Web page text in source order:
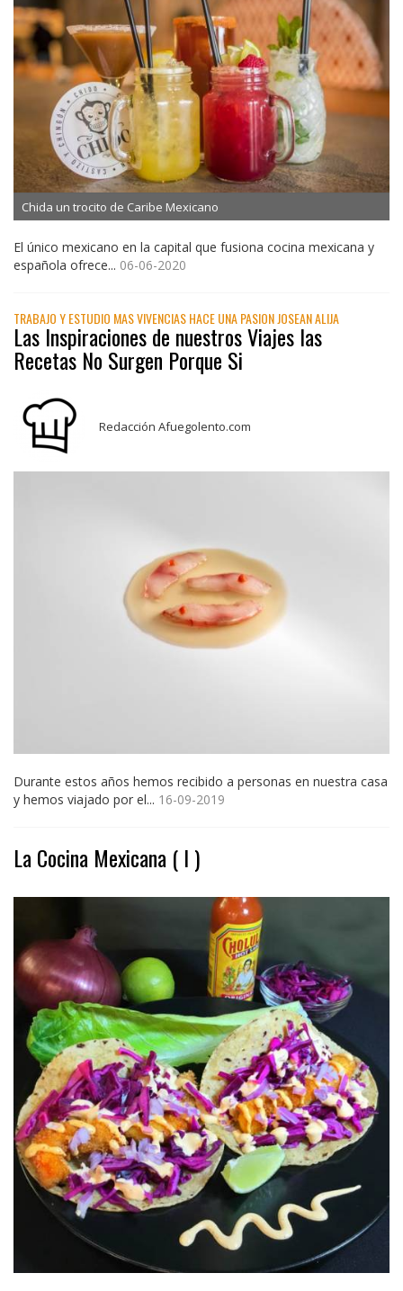
Chida un trocito de Caribe Mexicano
El único mexicano en la capital que fusiona cocina mexicana y
española ofrece... 06-06-2020
TRABAJO Y ESTUDIO MAS VIVENCIAS HACE UNA PASION JOSEAN ALIJA
Las Inspiraciones de nuestros Viajes las
Recetas No Surgen Porque Si
Redacción Afuegolento.com
Durante estos años hemos recibido a personas en nuestra casa
y hemos viajado por el... 16-09-2019
La Cocina Mexicana ( I )